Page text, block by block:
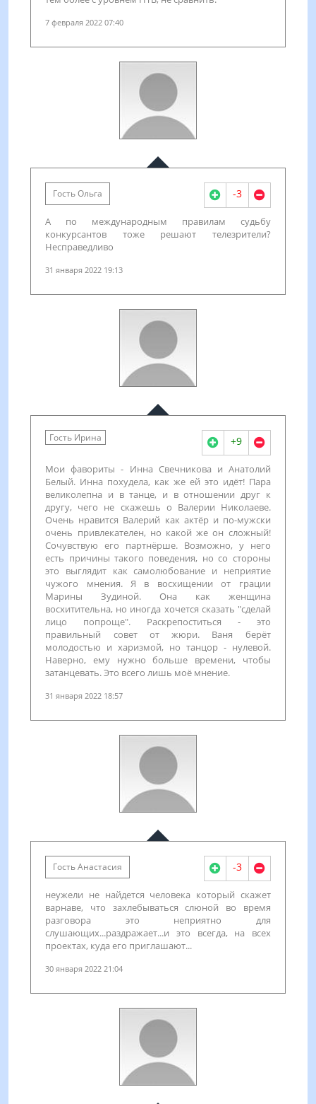
7 февраля 2022 07:40
Гость Ольга -3
А по международным правилам судьбу
конкурсантов тоже решают телезрители?
Несправедливо
31 января 2022 19:13
Гость Ирина +9
Мои фавориты - Инна Свечникова и Анатолий
Белый. Инна похудела, как же ей это идёт! Пара
великолепна и в танце, и в отношении друг к
другу, чего не скажешь о Валерии Николаеве.
Очень нравится Валерий как актёр и по-мужски
очень привлекателен, но какой же он сложный!
Сочувствую его партнёрше. Возможно, у него
есть причины такого поведения, но со стороны
это выглядит как самолюбование и неприятие
чужого мнения. Я в восхищении от грации
Марины Зудиной. Она как женщина
восхитительна, но иногда хочется сказать "сделай
лицо попроще". Раскрепоститься - это
правильный совет от жюри. Ваня берёт
молодостью и харизмой, но танцор - нулевой.
Наверно, ему нужно больше времени, чтобы
затанцевать. Это всего лишь моё мнение.
31 января 2022 18:57
Гость Анастасия -3
неужели не найдется человека который скажет
варнаве, что захлебываться слюной во время
разговора это неприятно для
слушающих...раздражает...и это всегда, на всех
проектах, куда его приглашают...
30 января 2022 21:04